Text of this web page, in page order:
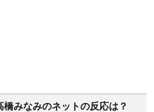
みなみのネットの反応は？